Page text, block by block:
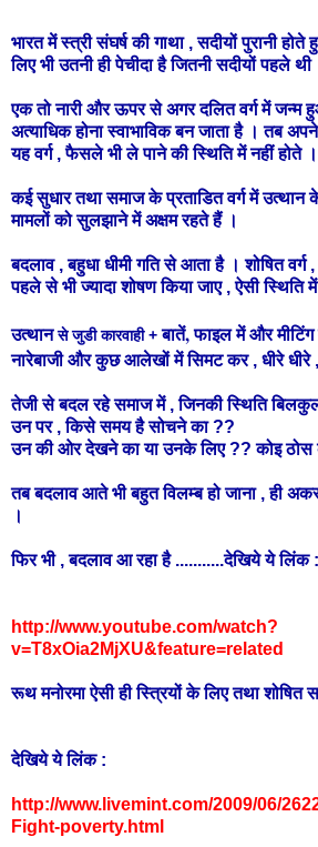
भारत में स्त्री संघर्ष की गाथा , सदीयों पुरानी
लिए भी उतनी ही पेचीदा है जितनी सदीयों पहले थी
एक तो नारी और ऊपर से अगर दलित वर्ग में जन्म
अत्याधिक होना स्वाभाविक बन जाता है । तब
यह वर्ग , फैसले भी ले पाने की स्थिति में नहीं होते ।
कई सुधार तथा समाज के प्रताडित वर्ग में उत्थान
मामलों को सुलझाने में अक्षम रहते हैं ।
बदलाव , बहुधा धीमी गति से आता है । शोषित वर्ग
पहले से भी ज्यादा शोषण किया जाए , ऐसी स्थिति
उत्थानसे जुडी कारवाही +बातें, फाइल में और
नारेबाजी और कुछ आलेखों में सिमट कर , धीरे धीरे
तेजी से बदल रहे समाज में , जिनकी स्थिति
उन पर , किसे समय है सोचने का ??
उन की ओर देखने का या उनके लिए ?? कोइ ठोस
तब बदलाव आते भी बहुत विलम्ब हो जाना , ही
।
फिर भी , बदलाव आ रहा है ...........देखिये ये लिंक :
http://www.youtube.com/watch?
v=T8xOia2MjXU&feature=related
रूथ मनोरमा ऐसी ही स्त्रियों के लिए तथा शोषित
देखिये ये लिंक :
http://www.livemint.com/2009/06/
Fight-poverty.html